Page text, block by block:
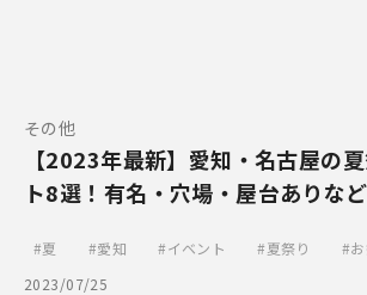
その他
【2023年最新】愛知・名古屋の
ト8選！有名・穴場・屋台ありな
夏 愛知 イベント 夏祭り
2023/07/25